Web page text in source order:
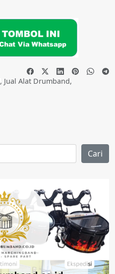
, Jual Alat Drumband,
Cari